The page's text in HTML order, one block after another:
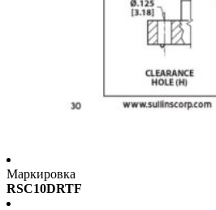
Маркировка
RSC10DRTF